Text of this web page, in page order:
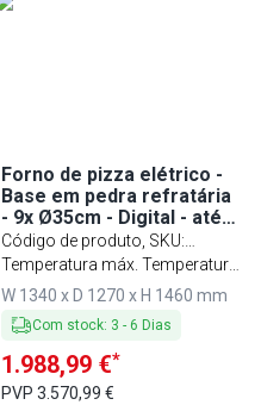
Forno de pizza elétrico -
Base em pedra refratária
- 9x Ø35cm - Digital - até
400°C - incl. Untergestell
Código de produto, SKU:
PEP99TC-NB#UEP99-N
Temperatura máx. Temperatura:
400 °C
W 1340 x D 1270 x H 1460 mm
Com stock: 3 - 6 Dias
1.988,99 €*
PVP3.570,99 €